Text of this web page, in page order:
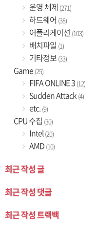
운영 체제 (271)
하드웨어 (38)
어플리케이션 (103)
배치파일 (1)
기타정보 (33)
Game (25)
FIFA ONLINE 3 (12)
Sudden Attack (4)
etc. (9)
CPU 수집 (30)
Intel(20)
AMD (10)
최근 작성 글
최근 작성 댓글
최근 작성 트랙백